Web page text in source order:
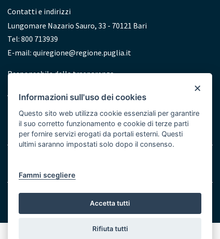
Contatti e indirizzi
Lungomare Nazario Sauro, 33 - 70121 Bari
Tel: 800 713939
E-mail: quiregione@regione.puglia.it
Redazione
Responsabile della trasparenza
Accessibilità
Bottom
© Regione Puglia
×
Informazioni sull'uso dei cookies
Questo sito web utilizza cookie essenziali per garantire
il suo corretto funzionamento e cookie di terze parti
per fornire servizi erogati da portali esterni. Questi
ultimi saranno impostati solo dopo il consenso.
Fammi scegliere
Accetta tutti
Rifiuta tutti